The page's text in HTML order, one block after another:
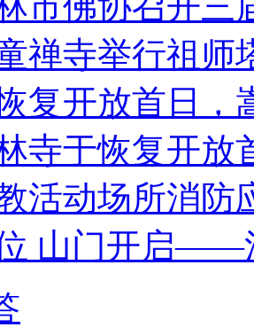
禅寺举行祖师
复开放首日，
寺于恢复开放
活动场所消防
山门开启——